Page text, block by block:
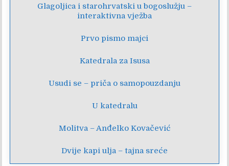
Glagoljica i starohrvatski u bogoslužju –
interaktivna vježba
Prvo pismo majci
Katedrala za Isusa
Usudi se – priča o samopouzdanju
U katedralu
Molitva – Anđelko Kovačević
Dvije kapi ulja – tajna sreće